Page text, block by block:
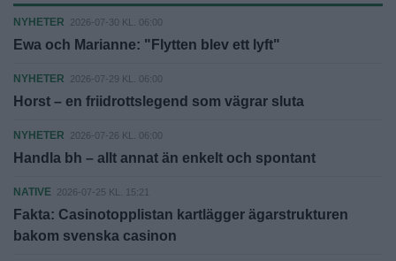
NYHETER 2026-07-30 KL. 06:00
Ewa och Marianne: "Flytten blev ett lyft"
NYHETER 2026-07-29 KL. 06:00
Horst – en friidrottslegend som vägrar sluta
NYHETER 2026-07-26 KL. 06:00
Handla bh – allt annat än enkelt och spontant
NATIVE 2026-07-25 KL. 15:21
Fakta: Casinotopplistan kartlägger ägarstrukturen
bakom svenska casinon